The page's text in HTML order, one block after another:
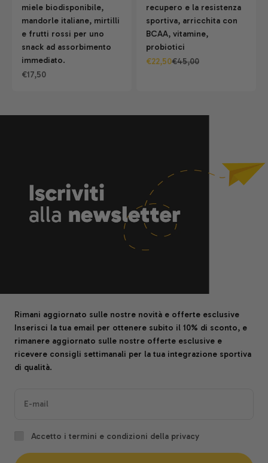
miele biodisponibile,
mandorle italiane, mirtilli
e frutti rossi per uno
snack ad assorbimento
immediato.
Prezzo scontato
€17,50
recupero e la resistenza
sportiva, arricchita con
BCAA, vitamine,
probiotici
Prezzo scontato
€22,50Prezzo
€45,00
Rimani aggiornato sulle nostre novità e offerte esclusive
Inserisci la tua email per ottenere subito il 10% di sconto, e
rimanere aggiornato sulle nostre offerte esclusive e
ricevere consigli settimanali per la tua integrazione sportiva
di qualità.
E-mail
Accetto i termini e condizioni della privacy